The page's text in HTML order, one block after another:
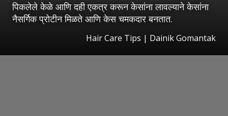
पिकलेले केळे आणि दही एकत्र करून केसांना लावल्याने केसांना
नैसर्गिक प्रोटीन मिळते आणि केस चमकदार बनतात.
Hair Care Tips | Dainik Gomantak